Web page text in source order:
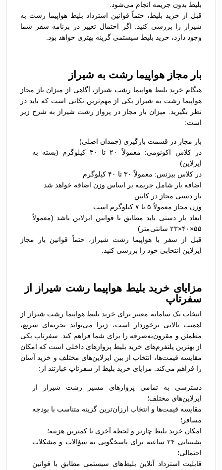
بلیط بدون جریمه انجام می‌شود.
قبل از خرید بلیط، حتماً قوانین استرداد بلیط هواپیما رشت به
شیراز را بررسی کنید. اگر احتمال تغییر در برنامه سفر شما
وجود دارد، خرید بلیط سیستمی گزینه بهتری خواهد بود.
بار مجاز هواپیما رشت به شیراز
هنگام خرید بلیط هواپیما رشت شیراز، آگاهی از میزان باز مجاز
هواپیما رشت به شیراز یکی از مهم‌ترین نکاتی است که باید در
نظر بگیرید. میزان بار مجاز در پرواز رشت شیراز به شرح زیر
است:
بار مجاز در قسمت بارگیری (چمدان اصلی)
در کلاس اکونومی: معمولاً ۲۰ تا ۳۰ کیلوگرم (بسته به
ایرلاین)
در کلاس بیزنس: معمولاً ۳۰ تا ۴۰ کیلوگرم
اضافه بار شامل جریمه بر اساس وزن اضافه خواهد شد
بار دستی مجاز در کابین
وزن مجاز معمولاً ۵ تا ۷ کیلوگرم است
ابعاد بار دستی باید مطابق با قوانین ایرلاین باشد (معمولاً
۵۵×۴۰×۲۳ سانتی‌متر)
قبل از سفر با هواپیما رشت شیراز، حتماً قوانین بار مجاز
ایرلاین انتخابی خود را بررسی کنید.
مزایای خرید بلیط هواپیما رشت شیراز از
سفرتاپ
انتخاب یک سامانه معتبر برای خرید بلیط هواپیما رشت شیراز از
اهمیت بالایی برخوردار است، زیرا می‌تواند تجربه‌ای سریع،
مطمئن و مقرون‌به‌صرفه را برای شما فراهم کند. سفرتاپ یکی
از بهترین پلتفرم‌های خرید بلیط پروازهای داخلی است که امکان
مقایسه قیمت‌ها، انتخاب از بین ایرلاین‌های مختلف و خرید آسان
را فراهم می‌کند. مزایای خرید بلیط از سفرتاپ عبارتند از:
دسترسی به تمامی پروازهای مسیر رشت شیراز از
ایرلاین‌های مختلف؛
مقایسه قیمت‌ها و انتخاب ارزان‌ترین گزینه متناسب با بودجه
مسافر؛
امکان خرید بلیط چارتر و لحظه آخری با کمترین هزینه؛
پشتیبانی ۲۴ ساعته برای پاسخگویی به سؤالات و مشکلات
احتمالی؛
قابلیت استرداد آنلاین بلیط‌های سیستمی مطابق با قوانین